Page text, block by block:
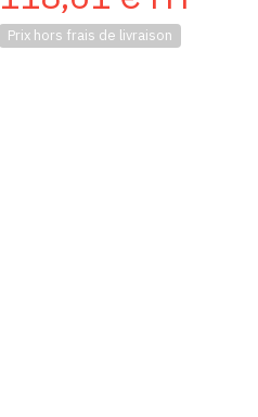
Prix hors frais de livraison